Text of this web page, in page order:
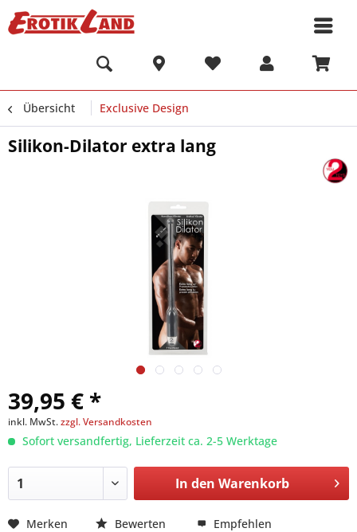
Übersicht Exclusive Design
Silikon-Dilator extra lang
39,95 € *
inkl. MwSt.zzgl. Versandkosten
Sofort versandfertig, Lieferzeit ca. 2-5 Werktage
In den Warenkorb
Merken Bewerten Empfehlen